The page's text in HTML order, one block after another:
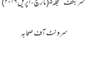
”سربکف “مجلہ۵(مارچ، اپریل ۲۰۱۶)
سرونٹ آف صحابہ